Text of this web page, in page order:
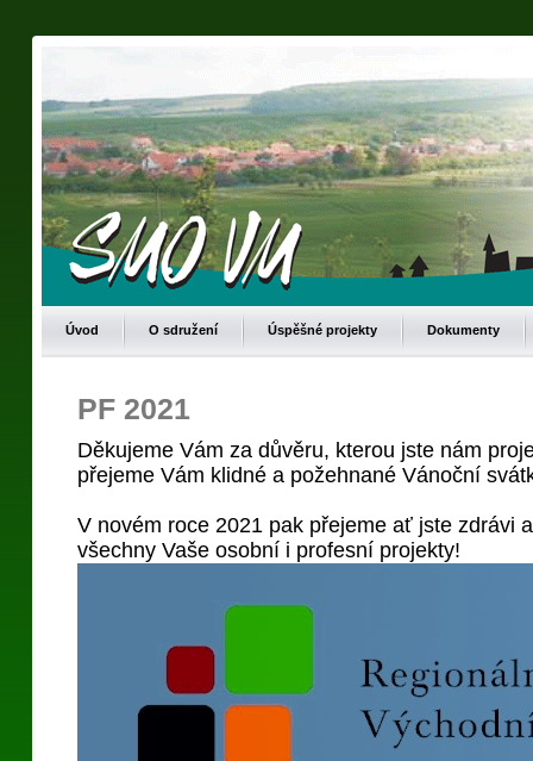
Úvod O sdružení Úspěšné projekty Dokumenty
PF 2021
Děkujeme Vám za důvěru, kterou jste nám
přejeme Vám klidné a požehnané Vánoční
V novém roce 2021 pak přejeme ať jste zdrávi
všechny Vaše osobní i profesní projekty!